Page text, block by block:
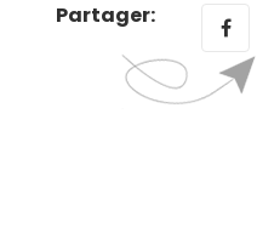
Partager: